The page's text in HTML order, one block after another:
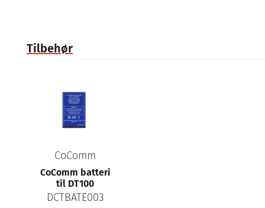
Tilbehør
CoComm
CoComm batteri
til DT100
DCTBATE003